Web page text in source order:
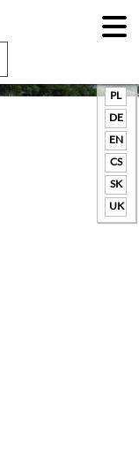
PL
DE
EN
CS
SK
UK